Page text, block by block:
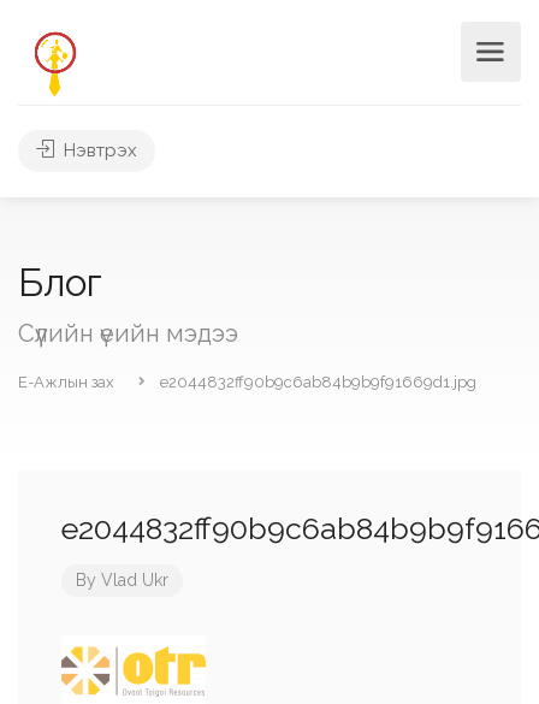
Нэвтрэх
Блог
Сүүлийн үеийн мэдээ
Е-Ажлын зах e2044832ff90b9c6ab84b9b9f91669d1.jpg
By Vlad Ukr